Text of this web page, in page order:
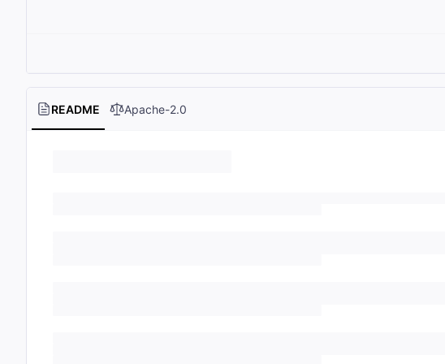
README Apache-2.0